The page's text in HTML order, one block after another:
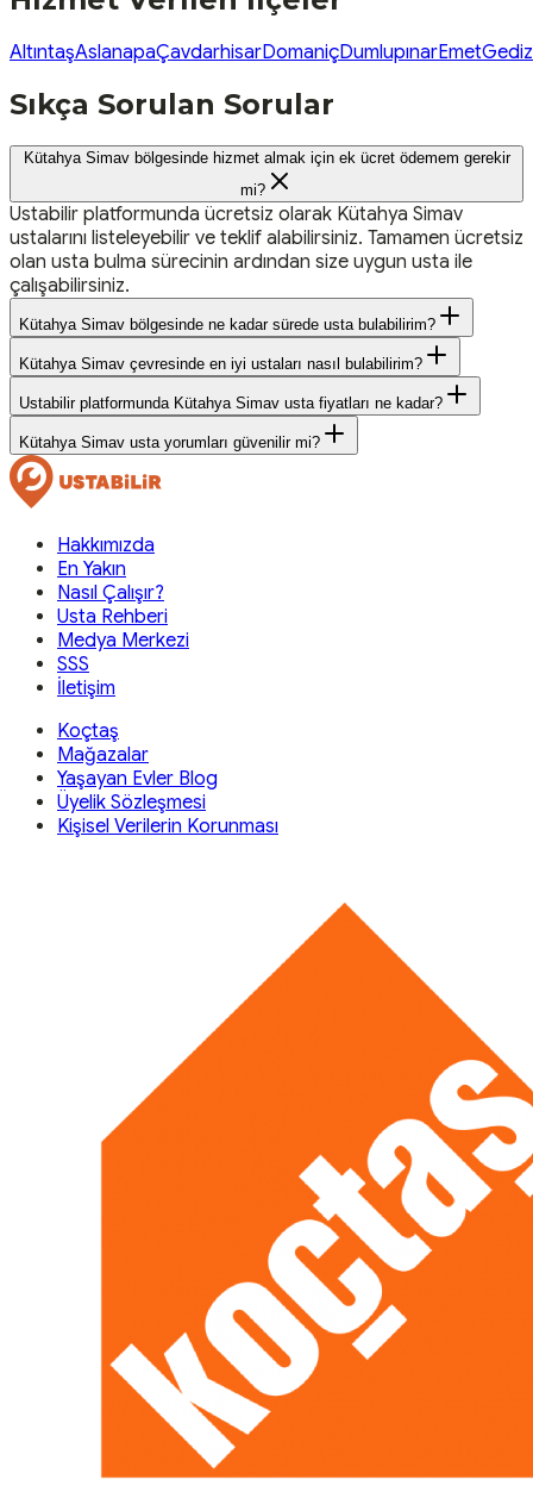
AltıntaşAslanapaÇavdarhisarDomaniçDumlupınarEmetGediz
Sıkça Sorulan Sorular
Kütahya Simav bölgesinde hizmet almak için ek ücret ödemem gerekir
mi?
Ustabilir platformunda ücretsiz olarak Kütahya Simav
ustalarını listeleyebilir ve teklif alabilirsiniz. Tamamen ücretsiz
olan usta bulma sürecinin ardından size uygun usta ile
çalışabilirsiniz.
Kütahya Simav bölgesinde ne kadar sürede usta bulabilirim?
Kütahya Simav çevresinde en iyi ustaları nasıl bulabilirim?
Ustabilir platformunda Kütahya Simav usta fiyatları ne kadar?
Kütahya Simav usta yorumları güvenilir mi?
Hakkımızda
En Yakın
Nasıl Çalışır?
Usta Rehberi
Medya Merkezi
SSS
İletişim
Koçtaş
Mağazalar
Yaşayan Evler Blog
Üyelik Sözleşmesi
Kişisel Verilerin Korunması